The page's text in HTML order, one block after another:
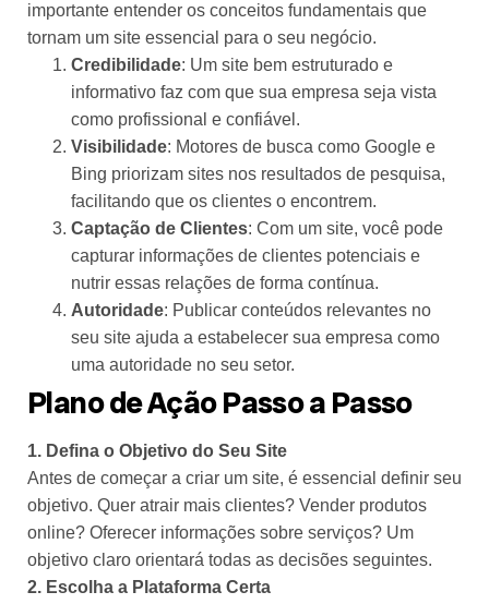
importante entender os conceitos fundamentais que
tornam um site essencial para o seu negócio.
Credibilidade: Um site bem estruturado e
informativo faz com que sua empresa seja vista
como profissional e confiável.
Visibilidade: Motores de busca como Google e
Bing priorizam sites nos resultados de pesquisa,
facilitando que os clientes o encontrem.
Captação de Clientes: Com um site, você pode
capturar informações de clientes potenciais e
nutrir essas relações de forma contínua.
Autoridade: Publicar conteúdos relevantes no
seu site ajuda a estabelecer sua empresa como
uma autoridade no seu setor.
Plano de Ação Passo a Passo
1. Defina o Objetivo do Seu Site
Antes de começar a criar um site, é essencial definir seu
objetivo. Quer atrair mais clientes? Vender produtos
online? Oferecer informações sobre serviços? Um
objetivo claro orientará todas as decisões seguintes.
2. Escolha a Plataforma Certa